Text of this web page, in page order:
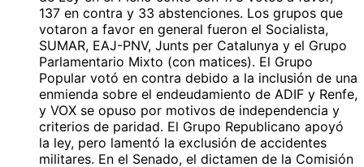
137 en contra y 33 abstenciones. Los grupos que
votaron a favor en general fueron el Socialista,
SUMAR, EAJ-PNV, Junts per Catalunya y el Grupo
Parlamentario Mixto (con matices). El Grupo
Popular votó en contra debido a la inclusión de una
enmienda sobre el endeudamiento de ADIF y Renfe,
y VOX se opuso por motivos de independencia y
criterios de paridad. El Grupo Republicano apoyó
la ley, pero lamentó la exclusión de accidentes
militares. En el Senado, el dictamen de la Comisión